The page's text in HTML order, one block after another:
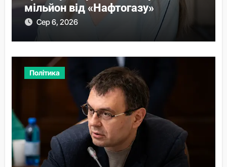
мільйон від «Нафтогазу»
Сер 6, 2026
Політика